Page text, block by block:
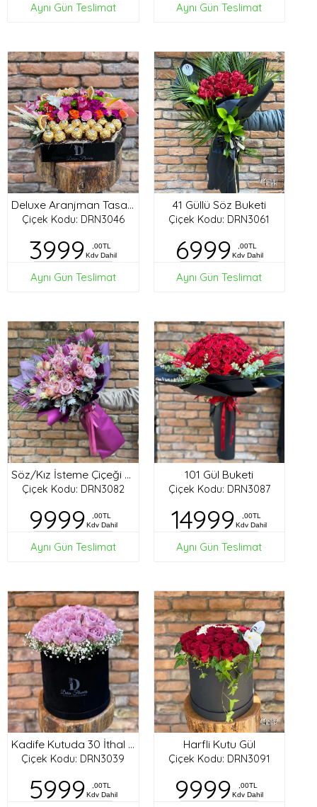
Aynı Gün Teslimat Aynı Gün Teslimat
Deluxe Aranjman Tasarım
Çiçek Kodu: DRN3046
3999
,00TL
Kdv Dahil
Aynı Gün Teslimat
41 Güllü Söz Buketi
Çiçek Kodu: DRN3061
6999
,00TL
Kdv Dahil
Aynı Gün Teslimat
Söz/Kız İsteme Çiçeği Buketi
Çiçek Kodu: DRN3082
9999
,00TL
Kdv Dahil
Aynı Gün Teslimat
101 Gül Buketi
Çiçek Kodu: DRN3087
14999
,00TL
Kdv Dahil
Aynı Gün Teslimat
Kadife Kutuda 30 İthal Gül
Çiçek Kodu: DRN3039
5999
,00TL
Kdv Dahil
Harfli Kutu Gül
Çiçek Kodu: DRN3091
9999
,00TL
Kdv Dahil